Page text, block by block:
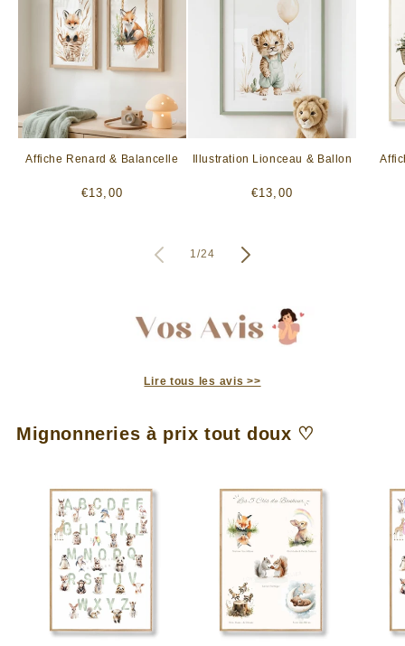
Affiche Renard & Balancelle
Prix
€13,00
Illustration Lionceau & Ballon
Prix
€13,00
1/de
24
Lire tous les avis >>
Mignonneries à prix tout doux ♡